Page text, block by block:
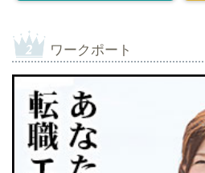
ワークポート